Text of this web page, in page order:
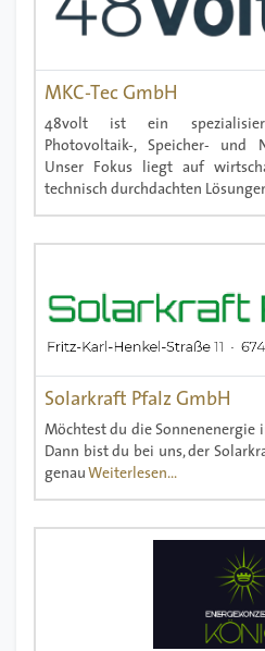
MKC-Tec GmbH
48volt ist ein
Photovoltaik-, Speicher- und
Unser Fokus liegt auf
technisch durchdachten
Solarkraft Pfalz GmbH
Möchtest du die Sonnenenergie
Dann bist du bei uns, der
genau Weiterlesen...